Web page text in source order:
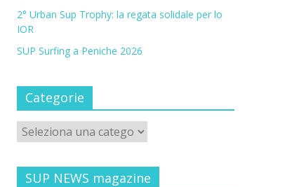
2° Urban Sup Trophy: la regata solidale per lo
IOR
SUP Surfing a Peniche 2026
Categorie
SUP NEWS magazine